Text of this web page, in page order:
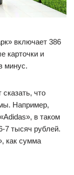
включает 386
карточки и
минус.
что
Например,
в таком
7 тысяч рублей.
как сумма